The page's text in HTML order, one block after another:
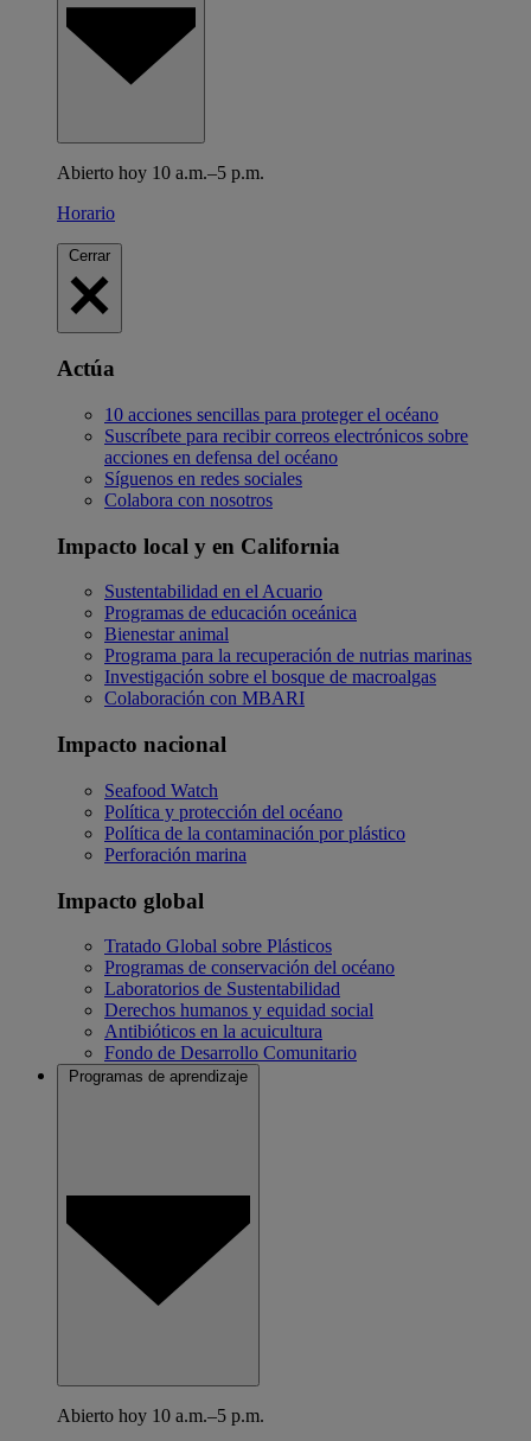
Abierto hoy 10 a.m.–5 p.m.
Horario
Cerrar
Actúa
10 acciones sencillas para proteger el océano
Suscríbete para recibir correos electrónicos sobre
acciones en defensa del océano
Síguenos en redes sociales
Colabora con nosotros
Impacto local y en California
Sustentabilidad en el Acuario
Programas de educación oceánica
Bienestar animal
Programa para la recuperación de nutrias marinas
Investigación sobre el bosque de macroalgas
Colaboración con MBARI
Impacto nacional
Seafood Watch
Política y protección del océano
Política de la contaminación por plástico
Perforación marina
Impacto global
Tratado Global sobre Plásticos
Programas de conservación del océano
Laboratorios de Sustentabilidad
Derechos humanos y equidad social
Antibióticos en la acuicultura
Fondo de Desarrollo Comunitario
Programas de aprendizaje
Abierto hoy 10 a.m.–5 p.m.